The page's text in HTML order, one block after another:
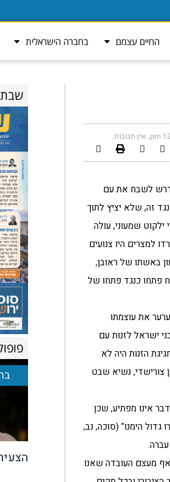
החיים עצמם בחברה הישראלית
אין תגובות
לשבח את עם
זה, שלא יציץ לתוך
שמעוני, עולה
למצרים היו צנועים
באשתו של ראובן,
פתחו כנגד פתחו של
את עוצמתו
ישראל לזנות עם
הזנות היה לא
צורישדי, נשיא שבט
אינו מפתיע, שכן
גדול הימנו" (סוכה, נב,
מעצם העובדה שאנו